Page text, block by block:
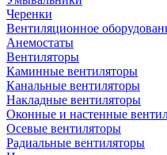
Черенки
Вентиляционное
Анемостаты
Вентиляторы
Каминные вентиляторы
Канальные вентиляторы
Накладные вентиляторы
Оконные и настенные
Осевые вентиляторы
Радиальные вентиляторы